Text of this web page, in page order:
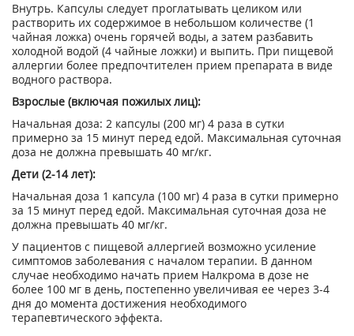
Внутрь. Капсулы следует проглатывать целиком или
растворить их содержимое в небольшом количестве (1
чайная ложка) очень горячей воды, а затем разбавить
холодной водой (4 чайные ложки) и выпить. При пищевой
аллергии более предпочтителен прием препарата в виде
водного раствора.
Взрослые (включая пожилых лиц):
Начальная доза: 2 капсулы (200 мг) 4 раза в сутки
примерно за 15 минут перед едой. Максимальная суточная
доза не должна превышать 40 мг/кг.
Дети (2-14 лет):
Начальная доза 1 капсула (100 мг) 4 раза в сутки примерно
за 15 минут перед едой. Максимальная суточная доза не
должна превышать 40 мг/кг.
У пациентов с пищевой аллергией возможно усиление
симптомов заболевания с началом терапии. В данном
случае необходимо начать прием Налкрома в дозе не
более 100 мг в день, постепенно увеличивая ее через 3-4
дня до момента достижения необходимого
терапевтического эффекта.